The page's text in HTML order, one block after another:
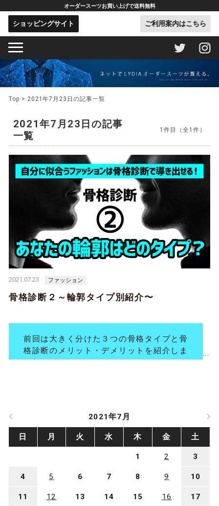
オーダースーツお買い上げで送料無料
ショッピングサイト ご利用案内はこちら
Top > 2021年7月23日の記事一覧
2021年7月23日の記事
一覧
1件目（全1件）
2021.07.23 ファッション
骨格診断２～輪郭タイプ別紹介〜
前回は大きく分けた３つの骨格タイプと骨
格診断のメリット・デメリットを紹介しま
した！
て行きましょう♪
2021年7月
日 月 火 水 木 金 土
1 2 3
4 5 6 7 8 9 10
11 12 13 14 15 16 17